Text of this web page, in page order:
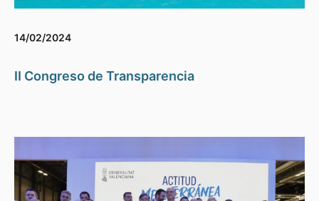
14/02/2024
II Congreso de Transparencia